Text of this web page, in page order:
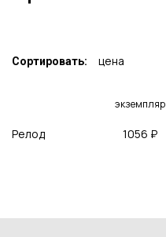
Сортировать: цена
экземпляр
Релод 1056 ₽